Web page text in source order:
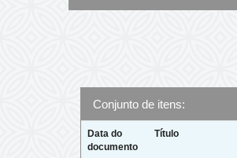
Conjunto de itens:
Data do
documento
Título